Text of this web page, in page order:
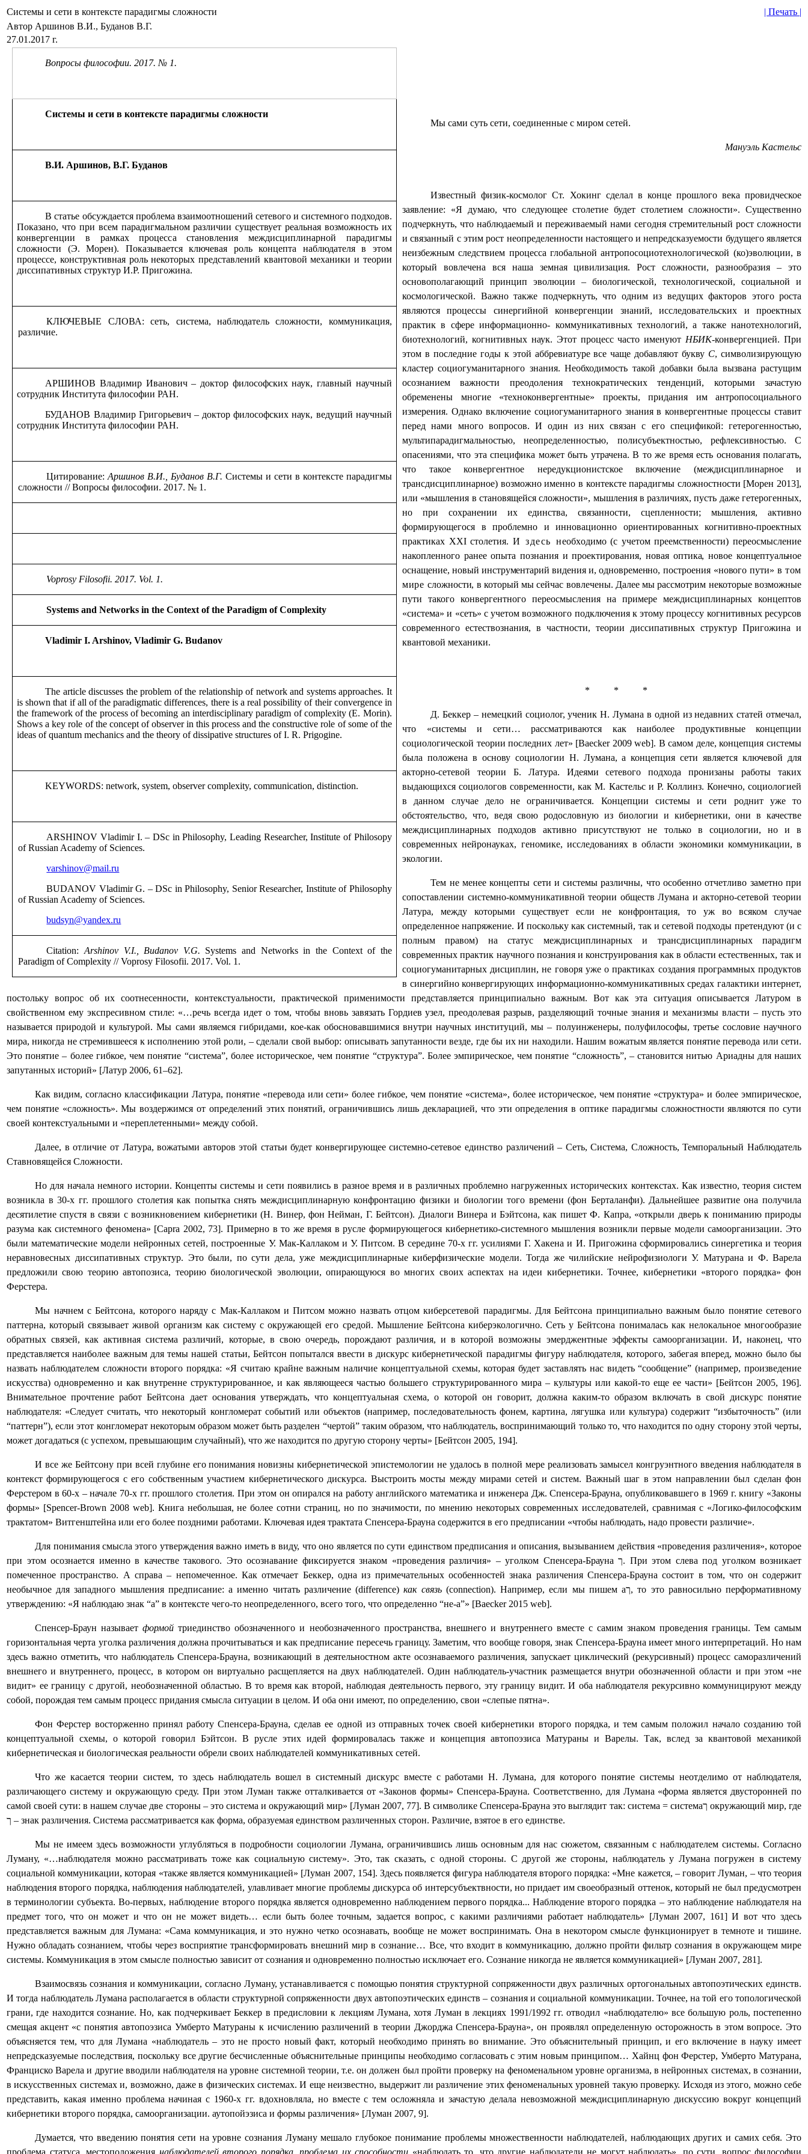
Системы и сети в контексте парадигмы сложности
| Печать |
Автор Аршинов В.И., Буданов В.Г.
27.01.2017 г.
Вопросы философии. 2017. № 1.
Системы и сети в контексте парадигмы сложности
В.И. Аршинов, В.Г. Буданов
В статье обсуждается проблема взаимоотношений сетевого и системного подходов.
Показано, что при всем парадигмальном различии существует реальная возможность их
конвергенции в рамках процесса становления междисциплинарной парадигмы
сложности (Э. Морен). Показывается ключевая роль концепта наблюдателя в этом
процессе, конструктивная роль некоторых представлений квантовой механики и теории
диссипативных структур И.Р. Пригожина.
КЛЮЧЕВЫЕ СЛОВА: сеть, система, наблюдатель сложности, коммуникация,
различие.
АРШИНОВ Владимир Иванович – доктор философских наук, главный научный
сотрудник Института философии РАН.
БУДАНОВ Владимир Григорьевич – доктор философских наук, ведущий научный
сотрудник Института философии РАН.
Цитирование: Аршинов В.И., Буданов В.Г.Системы и сети в контексте парадигмы
сложности // Вопросы философии. 2017. № 1.
Voprosy Filosofii. 2017. Vol. 1.
Systems and Networks in the Context of the Paradigm of Complexity
Vladimir I. Arshinov, Vladimir G. Budanov
The article discusses the problem of the relationship of network and systems approaches. It
is shown that if all of the paradigmatic differences, there is a real possibility of their convergence in
the framework of the process of becoming an interdisciplinary paradigm of complexity (E. Morin).
Shows a key role of the concept of observer in this process and the constructive role of some of the
ideas of quantum mechanics and the theory of dissipative structures of I. R. Prigogine.
KEYWORDS: network, system, observer complexity, communication, distinction.
ARSHINOV Vladimir I. – DSc in Philosophy, Leading Researcher, Institute of Philosopy
of Russian Academy of Sciences.
varshinov@mail.ru
BUDANOV Vladimir G. – DSc in Philosophy, Senior Researcher, Institute of Philosophy
of Russian Academy of Sciences.
budsyn@yandex.ru
Citation: Arshinov V.I., Budanov V.G. Systems and Networks in the Context of the
Paradigm of Complexity // Voprosy Filosofii. 2017.Vol. 1.
Мы сами суть сети, соединенные с миром сетей.
Мануэль Кастельс
Известный физик-космолог Ст. Хокинг сделал в конце прошлого века провидческое
заявление: «Я думаю, что следующее столетие будет столетием сложности». Существенно
подчеркнуть, что наблюдаемый и переживаемый нами сегодня стремительный рост сложности
и связанный с этим рост неопределенности настоящего и непредсказуемости будущего является
неизбежным следствием процесса глобальной антропосоциотехнологической (ко)эволюции, в
который вовлечена вся наша земная цивилизация. Рост сложности, разнообразия – это
основополагающий принцип эволюции – биологической, технологической, социальной и
космологической. Важно также подчеркнуть, что одним из ведущих факторов этого роста
являются процессы синергийной конвергенции знаний, исследовательских и проектных
практик в сфере информационно- коммуникативных технологий, а также нанотехнологий,
биотехнологий, когнитивных наук. Этот процесс часто именуют НБИК-конвергенцией. При
этом в последние годы к этой аббревиатуре все чаще добавляют букву С, символизирующую
кластер социогуманитарного знания. Необходимость такой добавки была вызвана растущим
осознанием важности преодоления технократических тенденций, которыми зачастую
обременены многие «техноконвергентные» проекты, придания им антропосоциального
измерения. Однако включение социогуманитарного знания в конвергентные процессы ставит
перед нами много вопросов. И один из них связан с его спецификой: гетерогенностью,
мультипарадигмальностью, неопределенностью, полисубъектностью, рефлексивностью. С
опасениями, что эта специфика может быть утрачена. В то же время есть основания полагать,
что такое конвергентное нередукционистское включение (междисциплинарное и
трансдисциплинарное) возможно именно в контексте парадигмы сложностности [Морен 2013],
или «мышления в становящейся сложности», мышления в различиях, пусть даже гетерогенных,
но при сохранении их единства, связанности, сцепленности; мышления, активно
формирующегося в проблемно и инновационно ориентированных когнитивно-проектных
практиках XXIстолетия. И здесь необходимо (с учетом преемственности) переосмысление
накопленного ранее опыта познания и проектирования, новая оптика,новое концептуальное
оснащение, новый инструментарийвиденияи,одновременно, построения «нового пути» в том
мире сложности, в который мы сейчас вовлечены. Далее мы рассмотрим некоторые возможные
пути такого конвергентного переосмысления на примере междисциплинарных концептов
«система» и «сеть» с учетом возможного подключения к этому процессу когнитивных ресурсов
современного естествознания, в частности, теории диссипативных структур Пригожина и
квантовой механики.
* * *
Д. Беккер – немецкий социолог, ученик Н. Лумана в одной из недавних статей отмечал,
что «системы и сети… рассматриваются как наиболее продуктивные концепции
социологической теории последних лет» [Baecker2009web]. В самом деле, концепция системы
была положена в основу социологии Н. Лумана, а концепция сети является ключевой для
акторно-сетевой теории Б. Латура. Идеями сетевого подхода пронизаны работы таких
выдающихся социологов современности, как М. Кастельс и Р. Коллинз. Конечно, социологией
в данном случае дело не ограничивается. Концепции системы и сети роднит уже то
обстоятельство, что, ведя свою родословную из биологии и кибернетики, они в качестве
междисциплинарных подходов активно присутствуют не только в социологии, но и в
современных нейронауках, геномике, исследованиях в области экономики коммуникации, в
экологии.
Тем не менее концепты сети и системы различны, что особенно отчетливо заметно при
сопоставлении системно-коммуникативной теории обществ Лумана и акторно-сетевой теории
Латура, между которыми существует если не конфронтация, то уж во всяком случае
определенное напряжение. И поскольку как системный, так и сетевой подходы претендуют (и с
полным правом) на статус междисциплинарных и трансдисциплинарных парадигм
современных практик научного познания и конструирования как в области естественных, так и
социогуманитарных дисциплин, не говоря уже о практиках создания программных продуктов
в синергийно конвергирующих информационно-коммуникативных средах галактики интернет,
постольку вопрос об их соотнесенности, контекстуальности, практической применимости представляется принципиально важным. Вот как эта ситуация описывается Латуром в
свойственном ему экспресивном стиле: «…речь всегда идет о том, чтобы вновь завязать Гордиев узел, преодолевая разрыв, разделяющий точные знания и механизмы власти – пусть это
называется природой и культурой. Мы сами являемся гибридами, кое-как обосновавшимися внутри научных институций, мы – полуинженеры, полуфилософы, третье сословие научного
мира, никогда не стремившееся к исполнению этой роли, – сделали свой выбор: описывать запутанности везде, где бы их ни находили. Нашим вожатым является понятие перевода или сети.
Это понятие – более гибкое, чем понятие “система”, более историческое, чем понятие “структура”. Более эмпирическое, чем понятие “сложность”, – становится нитью Ариадны для наших
запутанных историй» [Латур 2006, 61–62].
Как видим, согласно классификации Латура, понятие «перевода или сети» более гибкое, чем понятие «система», более историческое, чем понятие «структура» и более эмпирическое,
чем понятие «сложность». Мы воздержимся от определений этих понятий, ограничившись лишь декларацией, что эти определения в оптике парадигмы сложностности являются по сути
своей контекстуальными и «переплетенными» между собой.
Далее, в отличие от Латура, вожатыми авторов этой статьи будет конвергирующее системно-сетевое единство различений – Сеть, Система, Сложность, Темпоральный Наблюдатель
Ставновящейся Сложности.
Но для начала немного истории. Концепты системы и сети появились в разное время и в различных проблемно нагруженных исторических контекстах. Как известно, теория систем
возникла в 30-х гг. прошлого столетия как попытка снять междисциплинарную конфронтацию физики и биологии того времени (фон Берталанфи). Дальнейшее развитие она получила
десятилетие спустя в связи с возникновением кибернетики (Н. Винер, фон Нейман, Г. Бейтсон). Диалоги Винера и Бэйтсона, как пишет Ф. Капра, «открыли дверь к пониманию природы
разума как системного феномена» [Capra 2002, 73]. Примерно в то же время в русле формирующегося кибернетико-системного мышления возникли первые модели самоорганизации. Это
были математические модели нейронных сетей, построенные У. Мак-Каллаком и У. Питсом. В середине 70-х гг. усилиями Г. Хакена и И. Пригожина сформировались синергетика и теория
неравновесных диссипативных структур. Это были, по сути дела, уже междисциплинарные киберфизические модели. Тогда же чилийские нейрофизиологи У. Матурана и Ф. Варела
предложили свою теорию автопозиса, теорию биологической эволюции, опирающуюся во многих своих аспектах на идеи кибернетики. Точнее, кибернетики «второго порядка» фон
Ферстера.
Мы начнем с Бейтсона, которого наряду с Мак-Каллаком и Питсом можно назвать отцом киберсетевой парадигмы. Для Бейтсона принципиально важным было понятие сетевого
паттерна, который связывает живой организм как систему с окружающей его средой. Мышление Бейтсона киберэкологично. Сеть у Бейтсона понималась как нелокальное многообразие
обратных связей, как активная система различий, которые, в свою очередь, порождают различия, и в которой возможны эмерджентные эффекты самоорганизации. И, наконец, что
представляется наиболее важным для темы нашей статьи, Бейтсон попытался ввести в дискурс кибернетической парадигмы фигуру наблюдателя, которого, забегая вперед, можно было бы
назвать наблюдателем сложности второго порядка: «Я считаю крайне важным наличие концептуальной схемы, которая будет заставлять нас видеть “сообщение” (например, произведение
искусства) одновременно и как внутренне структурированное, и как являющееся частью большего структурированного мира – культуры или какой-то еще ее части» [Бейтсон 2005, 196].
Внимательное прочтение работ Бейтсона дает основания утверждать, что концептуальная схема, о которой он говорит, должна каким-то образом включать в свой дискурс понятие
наблюдателя: «Следует считать, что некоторый конгломерат событий или объектов (например, последовательность фонем, картина, лягушка или культура) содержит “избыточность” (или
“паттерн”), если этот конгломерат некоторым образом может быть разделен “чертой” таким образом, что наблюдатель, воспринимающий только то, что находится по одну сторону этой черты,
может догадаться (с успехом, превышающим случайный), что же находится по другую сторону черты» [Бейтсон 2005, 194].
И все же Бейтсону при всей глубине его понимания новизны кибернетической эпистемологии не удалось в полной мере реализовать замысел конгруэнтного введения наблюдателя в
контекст формирующегося с его собственным участием кибернетического дискурса. Выстроить мосты между мирами сетей и систем. Важный шаг в этом направлении был сделан фон
Ферстером в 60-х – начале 70-х гг. прошлого столетия. При этом он опирался на работу английского математика и инженера Дж. Спенсера-Брауна, опубликовавшего в 1969 г. книгу «Законы
формы» [Spencer-Brown 2008 web]. Книга небольшая, не более сотни страниц, но по значимости, по мнению некоторых современных исследователей, сравнимая с «Логико-философским
трактатом» Витгенштейна или его более поздними работами. Ключевая идея трактата Спенсера-Брауна содержится в его предписании «чтобы наблюдать, надо провести различие».
Для понимания смысла этого утверждения важно иметь в виду, что оно является по сути единством предписания и описания, вызыванием действия «проведения различения», которое
при этом осознается именно в качестве такового. Это осознавание фиксируется знаком «проведения различия» – уголком Спенсера-Брауна ך. При этом слева под уголком возникает
помеченное пространство. А справа – непомеченное. Как отмечает Беккер, одна из примечательных особенностей знака различения Спенсера-Брауна состоит в том, что он содержит
необычное для западного мышления предписание: а именно читать различение (difference)как связь (connection). Например, если мы пишем аך, то это равносильно перформативному
утверждению: «Я наблюдаю знак “а” в контексте чего-то неопределенного, всего того, что определенно “не-а”» [Baecker2015 web].
Спенсер-Браун называет формой триединство обозначенного и необозначенного пространства, внешнего и внутреннего вместе с самим знаком проведения границы. Тем самым
горизонтальная черта уголка различения должна прочитываться и как предписание пересечь границу. Заметим, что вообще говоря, знак Спенсера-Брауна имеет много интерпретаций. Но нам
здесь важно отметить, что наблюдатель Спенсера-Брауна, возникающий в деятельностном акте осознаваемого различения, запускает циклический (рекурсивный) процесс саморазличений
внешнего и внутреннего, процесс, в котором он виртуально расщепляется на двух наблюдателей. Один наблюдатель-участник размещается внутри обозначенной области и при этом «не
видит» ее границу с другой, необозначенной областью. В то время как второй, наблюдая деятельность первого, эту границу видит. И оба наблюдателя рекурсивно коммуницируют между
собой, порождая тем самым процесс придания смысла ситуации в целом. И оба они имеют, по определению, свои «слепые пятна».
Фон Ферстер восторженно принял работу Спенсера-Брауна, сделав ее одной из отправных точек своей кибернетики второго порядка, и тем самым положил начало созданию той
концептуальной схемы, о которой говорил Бэйтсон. В русле этих идей формировалась также и концепция автопоэзиса Матураны и Варелы. Так, вслед за квантовой механикой
кибернетическая и биологическая реальности обрели своих наблюдателей коммуникативных сетей.
Что же касается теории систем, то здесь наблюдатель вошел в системный дискурс вместе с работами Н. Лумана, для которого понятие системы неотделимо от наблюдателя,
различающего систему и окружающую среду. При этом Луман также отталкивается от «Законов формы» Спенсера-Брауна. Соответственно, для Лумана «форма является двусторонней по
самой своей сути: в нашем случае две стороны – это система и окружающий мир» [Луман 2007, 77]. В символике Спенсера-Брауна это выглядит так: система = системаך окружающий мир, где
ך – знак различения. Система рассматривается как форма, образуемая единством различенных сторон. Различие, взятое в его единстве.
Мы не имеем здесь возможности углубляться в подробности социологии Лумана, ограничившись лишь основным для нас сюжетом, связанным с наблюдателем системы. Согласно
Луману, «…наблюдателя можно рассматривать тоже как социальную систему». Это, так сказать, с одной стороны. С другой же стороны, наблюдатель у Лумана погружен в систему
социальной коммуникации, которая «также является коммуникацией» [Луман 2007, 154]. Здесь появляется фигура наблюдателя второго порядка: «Мне кажется, – говорит Луман, – что теория
наблюдения второго порядка, наблюдения наблюдателей, улавливает многие проблемы дискурса об интерсубъектвности, но придает им своеобразный оттенок, который не был предусмотрен
в терминологии субъекта. Во-первых, наблюдение второго порядка является одновременно наблюдением первого порядка... Наблюдение второго порядка – это наблюдение наблюдателя на
предмет того, что он может и что он не может видеть… если быть более точным, задается вопрос, с какими различиями работает наблюдатель» [Луман 2007, 161] И вот что здесь
представляется важным для Лумана: «Сама коммуникация, и это нужно четко осознавать, вообще не может воспринимать. Она в некотором смысле функционирует в темноте и тишине.
Нужно обладать сознанием, чтобы через восприятие трансформировать внешний мир в сознание… Все, что входит в коммуникацию, должно пройти фильтр сознания в окружающем мире
системы. Коммуникация в этом смысле полностью зависит от сознания и одновременно полностью исключает его. Сознание никогда не является коммуникацией» [Луман 2007, 281].
Взаимосвязь сознания и коммуникации, согласно Луману, устанавливается с помощью понятия структурной сопряженности двух различных ортогональных автопоэтических единств.
И тогда наблюдатель Лумана располагается в области структурной сопряженности двух автопоэтических единств – сознания и социальной коммуникации. Точнее, на той его топологической
грани, где находится сознание. Но, как подчеркивает Беккер в предисловии к лекциям Лумана, хотя Луман в лекциях 1991/1992 гг. отводил «наблюдателю» все большую роль, постепенно
смещая акцент «с понятия автопоэзиса Умберто Матураны к исчислению различений в теории Джорджа Спенсера-Брауна», он проявлял определенную осторожность в этом вопросе. Это
объясняется тем, что для Лумана «наблюдатель – это не просто новый факт, который необходимо принять во внимание. Это объяснительный принцип, и его включение в науку имеет
непредсказуемые последствия, поскольку все другие бесчисленные объяснительные принципы необходимо согласовать с этим новым принципом… Хайнц фон Ферстер, Умберто Матурана,
Франциско Варела и другие вводили наблюдателя на уровне системной теории, т.е. он должен был пройти проверку на феноменальном уровне организма, в нейронных системах, в сознании,
в искусственных системах и, возможно, даже в физических системах. И еще неизвестно, выдержит ли различение этих феноменальных уровней такую проверку. Исходя из этого, можно себе
представить, какая именно проблема начиная с 1960-х гг. вдохновляла, но вместе с тем осложняла и зачастую делала невозможной междисциплинарную дискуссию вокруг концепций
кибернетики второго порядка, самоорганизации. аутопойэзиса и формы различения» [Луман 2007, 9].
Думается, что введению понятия сети на уровне сознания Луману мешало глубокое понимание проблемы множественности наблюдателей, наблюдающих других и самих себя. Это
проблема статуса, местоположения наблюдателей второго порядка, проблема их способности «наблюдать то, что другие наблюдатели не могут наблюдать», по сути, вопрос философии